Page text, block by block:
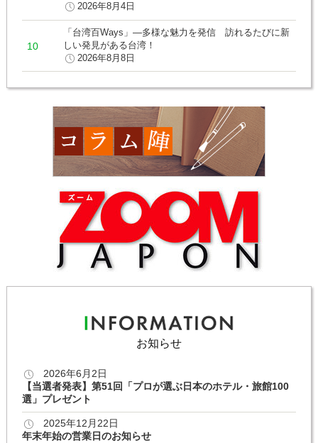
2026年8月4日
「台湾百Ways」―多様な魅力を発信 訪れるたびに新
しい発見がある台湾！
2026年8月8日
お知らせ
2026年6月2日
【当選者発表】第51回「プロが選ぶ日本のホテル・旅館100
選」プレゼント
2025年12月22日
年末年始の営業日のお知らせ